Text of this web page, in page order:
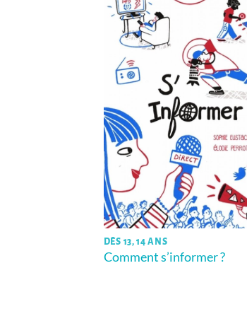
DÈS 13, 14 ANS
Comment s’informer ?